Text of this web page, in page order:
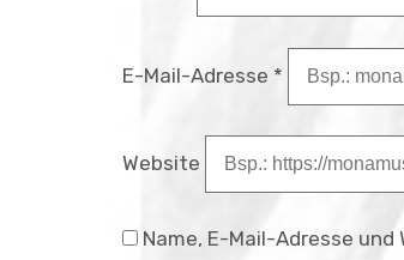
E-Mail-Adresse *
Website
Name, E-Mail-Adresse